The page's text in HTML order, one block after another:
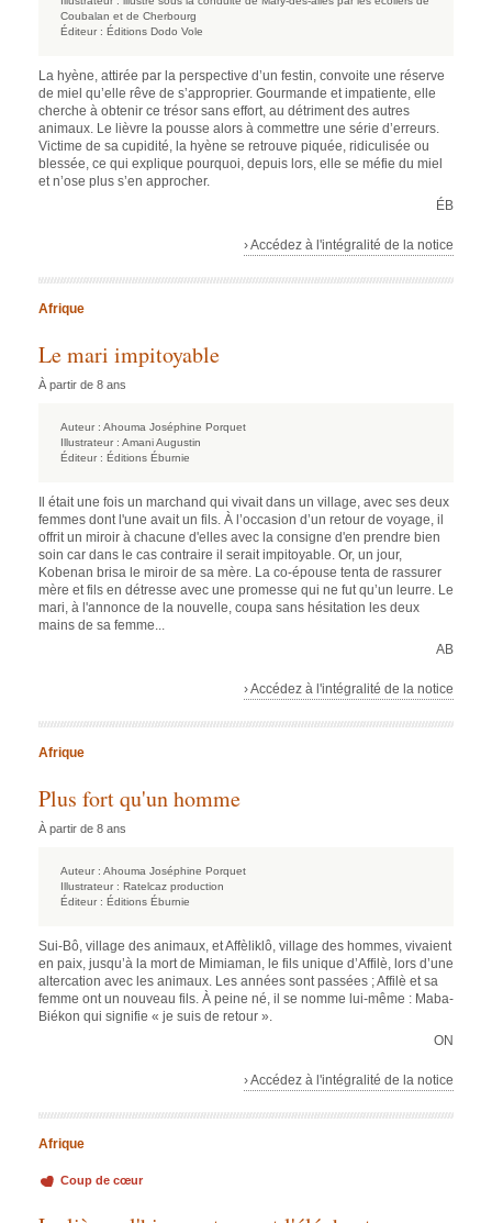
Coubalan et de Cherbourg
Éditeur : Éditions Dodo Vole
La hyène, attirée par la perspective d’un festin, convoite une réserve
de miel qu’elle rêve de s’approprier. Gourmande et impatiente, elle
cherche à obtenir ce trésor sans effort, au détriment des autres
animaux. Le lièvre la pousse alors à commettre une série d’erreurs.
Victime de sa cupidité, la hyène se retrouve piquée, ridiculisée ou
blessée, ce qui explique pourquoi, depuis lors, elle se méfie du miel
et n’ose plus s’en approcher.
ÉB
› Accédez à l'intégralité de la notice
Afrique
Le mari impitoyable
À partir de 8 ans
Auteur : Ahouma Joséphine Porquet
Illustrateur : Amani Augustin
Éditeur : Éditions Éburnie
Il était une fois un marchand qui vivait dans un village, avec ses deux
femmes dont l'une avait un fils. À l’occasion d’un retour de voyage, il
offrit un miroir à chacune d'elles avec la consigne d'en prendre bien
soin car dans le cas contraire il serait impitoyable. Or, un jour,
Kobenan brisa le miroir de sa mère. La co-épouse tenta de rassurer
mère et fils en détresse avec une promesse qui ne fut qu’un leurre. Le
mari, à l'annonce de la nouvelle, coupa sans hésitation les deux
mains de sa femme...
AB
› Accédez à l'intégralité de la notice
Afrique
Plus fort qu'un homme
À partir de 8 ans
Auteur : Ahouma Joséphine Porquet
Illustrateur : Ratelcaz production
Éditeur : Éditions Éburnie
Sui-Bô, village des animaux, et Affèliklô, village des hommes, vivaient
en paix, jusqu’à la mort de Mimiaman, le fils unique d’Affilè, lors d’une
altercation avec les animaux. Les années sont passées ; Affilè et sa
femme ont un nouveau fils. À peine né, il se nomme lui-même : Maba-
Biékon qui signifie « je suis de retour ».
ON
› Accédez à l'intégralité de la notice
Afrique
Coup de cœur